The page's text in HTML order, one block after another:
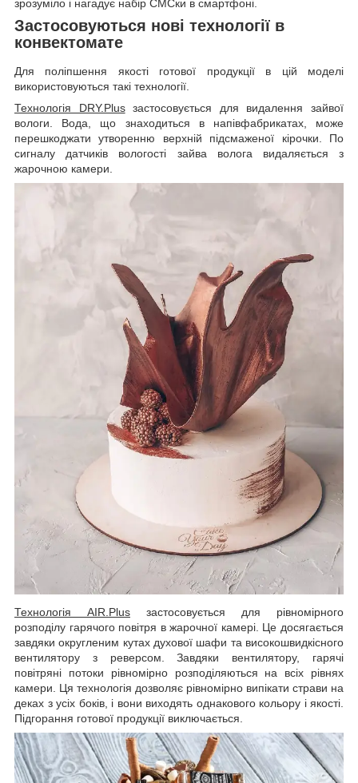
зрозуміло і нагадує набір СМСки в смартфоні.
Застосовуються нові технології в
конвектомате
Для поліпшення якості готової продукції в цій моделі
використовуються такі технології.
Технологія DRY.Plusзастосовується для видалення зайвої
вологи. Вода, що знаходиться в напівфабрикатах, може
перешкоджати утворенню верхній підсмаженої кірочки. По
сигналу датчиків вологості зайва волога видаляється з
жарочною камери.
Технологія AIR.Plus застосовується для рівномірного
розподілу гарячого повітря в жарочної камері. Це досягається
завдяки округленим кутах духової шафи та високошвидкісного
вентилятору з реверсом. Завдяки вентилятору, гарячі
повітряні потоки рівномірно розподіляються на всіх рівнях
камери. Ця технологія дозволяє рівномірно випікати страви на
деках з усіх боків, і вони виходять однакового кольору і якості.
Підгорання готової продукції виключається.